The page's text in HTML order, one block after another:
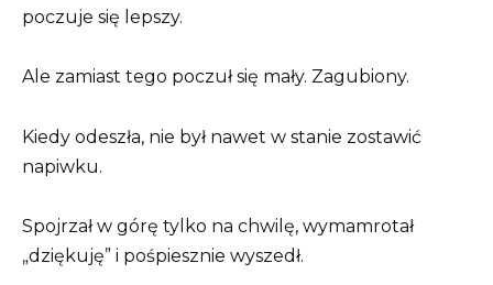
poczuje się lepszy.
Ale zamiast tego poczuł się mały. Zagubiony.
Kiedy odeszła, nie był nawet w stanie zostawić
napiwku.
Spojrzał w górę tylko na chwilę, wymamrotał
„dziękuję” i pośpiesznie wyszedł.